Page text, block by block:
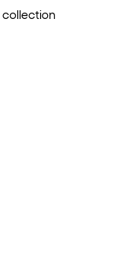
collection